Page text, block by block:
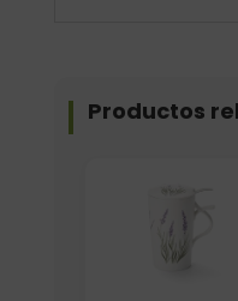
Productos